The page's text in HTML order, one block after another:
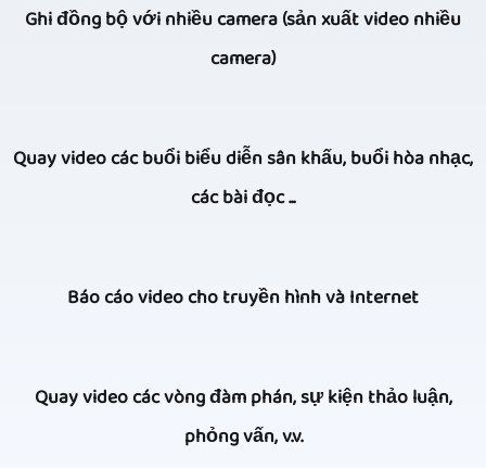
Ghi đồng bộ với nhiều camera (sản xuất video nhiều
camera)
Khi
nói
đến
và
video
nhiều
Quay video các buổi biểu diễn sân khấu, buổi hòa nhạc,
các bài đọc ...
Trong
quá
quay
video
Báo cáo video cho truyền hình và Internet
nhiều
năm
Quay video các vòng đàm phán, sự kiện thảo luận,
phỏng vấn, v.v.